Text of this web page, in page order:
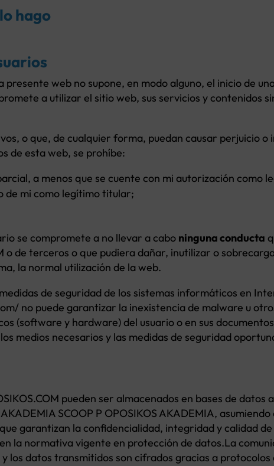
hago
web no supone, en modo alguno, el inicio de
a utilizar el sitio web, sus servicios y contenidos
o que, de cualquier forma, puedan causar perjuicio o
de esta web, se prohíbe:
a menos que se cuente con mi autorización como
de mi como legítimo titular;
se compromete a no llevar a cabo ninguna conducta
o de terceros o que pudiera dañar, inutilizar o
la normal utilización de la web.
de seguridad de los sistemas informáticos en
no puede garantizar la inexistencia de malware u
(software y hardware) del usuario o en sus
medios necesarios y las medidas de seguridad
pueden ser almacenados en bases de datos
SCOOP P OPOSIKOS AKADEMIA,
garantizan la confidencialidad, integridad y calidad
la normativa vigente en protección de datos.La
los datos transmitidos son cifrados gracias a